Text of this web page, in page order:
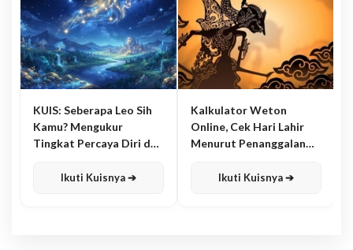
KUIS: Seberapa Leo Sih
Kamu? Mengukur
Tingkat Percaya Diri dan
Ikuti Kuisnya ➔
Kalkulator Weton
Online, Cek Hari Lahir
Menurut Penanggalan
Ikuti Kuisnya ➔